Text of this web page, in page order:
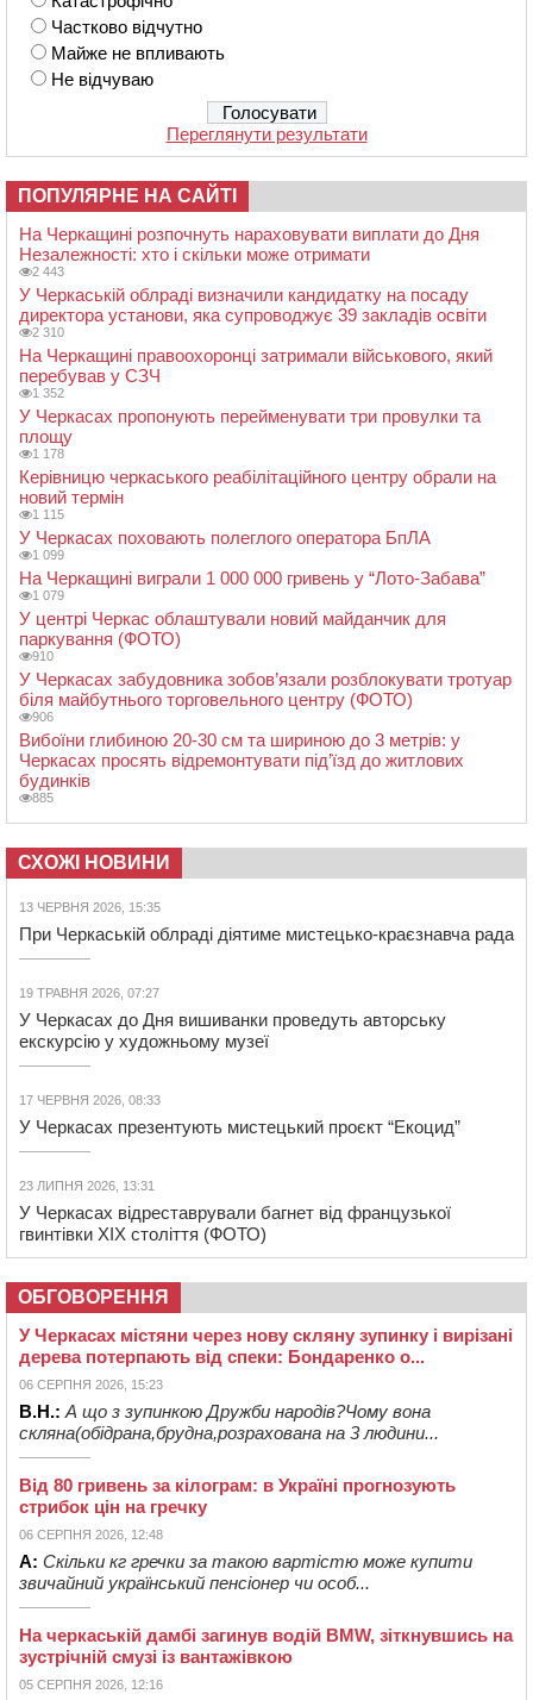
Частково відчутно
Майже не впливають
Не відчуваю
Переглянути результати
ПОПУЛЯРНЕ НА САЙТІ
На Черкащині розпочнуть нараховувати виплати до Дня
Незалежності: хто і скільки може отримати
2 443
У Черкаській облраді визначили кандидатку на посаду
директора установи, яка супроводжує 39 закладів освіти
2 310
На Черкащині правоохоронці затримали військового, який
перебував у СЗЧ
1 352
У Черкасах пропонують перейменувати три провулки та
площу
1 178
Керівницю черкаського реабілітаційного центру обрали на
новий термін
1 115
У Черкасах поховають полеглого оператора БпЛА
1 099
На Черкащині виграли 1 000 000 гривень у “Лото-Забава”
1 079
У центрі Черкас облаштували новий майданчик для
паркування (ФОТО)
910
У Черкасах забудовника зобов’язали розблокувати тротуар
біля майбутнього торговельного центру (ФОТО)
906
Вибоїни глибиною 20-30 см та шириною до 3 метрів: у
Черкасах просять відремонтувати під’їзд до житлових
будинків
885
СХОЖІ НОВИНИ
13 ЧЕРВНЯ 2026, 15:35
При Черкаській облраді діятиме мистецько-краєзнавча рада
19 ТРАВНЯ 2026, 07:27
У Черкасах до Дня вишиванки проведуть авторську
екскурсію у художньому музеї
17 ЧЕРВНЯ 2026, 08:33
У Черкасах презентують мистецький проєкт “Екоцид”
23 ЛИПНЯ 2026, 13:31
У Черкасах відреставрували багнет від французької
гвинтівки ХІХ століття (ФОТО)
ОБГОВОРЕННЯ
У Черкасах містяни через нову скляну зупинку і вирізані
дерева потерпають від спеки: Бондаренко о...
06 СЕРПНЯ 2026, 15:23
В.Н.: А що з зупинкою Дружби народів?Чому вона
скляна(обідрана,брудна,розрахована на 3 людини...
Від 80 гривень за кілограм: в Україні прогнозують
стрибок цін на гречку
06 СЕРПНЯ 2026, 12:48
А: Скільки кг гречки за такою вартістю може купити
звичайний український пенсіонер чи особ...
На черкаській дамбі загинув водій BMW, зіткнувшись на
зустрічній смузі із вантажівкою
05 СЕРПНЯ 2026, 12:16